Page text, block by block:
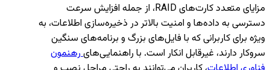
مزایای متعدد کارت‌های RAID، از جمله افزایش سرعت
دسترسی به داده‌ها و امنیت بالاتر در ذخیره‌سازی اطلاعات، به
ویژه برای کاربرانی که با فایل‌های بزرگ و برنامه‌های سنگین
سروکار دارند، غیرقابل انکار است. با راهنمایی‌هایرهنمون